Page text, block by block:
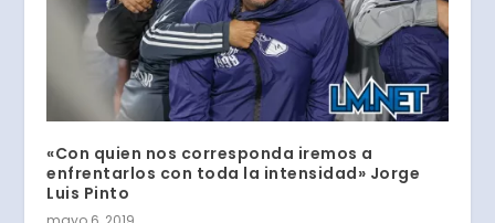
«Con quien nos corresponda iremos a
enfrentarlos con toda la intensidad» Jorge
Luis Pinto